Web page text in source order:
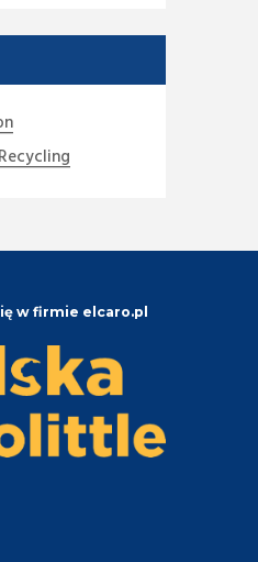
w firmie elcaro.pl